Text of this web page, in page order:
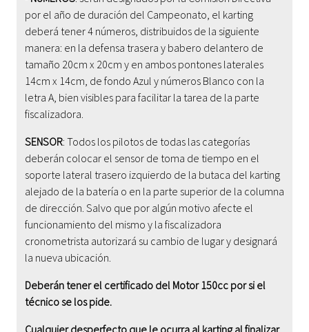
por el año de duración del Campeonato, el karting
deberá tener 4 números, distribuidos de la siguiente
manera: en la defensa trasera y babero delantero de
tamaño 20cm x 20cm y en ambos pontones laterales
14cm x 14cm, de fondo Azul y números Blanco con la
letra A, bien visibles para facilitar la tarea de la parte
fiscalizadora.
SENSOR: Todos los pilotos de todas las categorías
deberán colocar el sensor de toma de tiempo en el
soporte lateral trasero izquierdo de la butaca del karting
alejado de la batería o en la parte superior de la columna
de dirección. Salvo que por algún motivo afecte el
funcionamiento del mismo y la fiscalizadora
cronometrista autorizará su cambio de lugar y designará
la nueva ubicación.
Deberán tener el certificado del Motor 150cc por si el
técnico se los pide.